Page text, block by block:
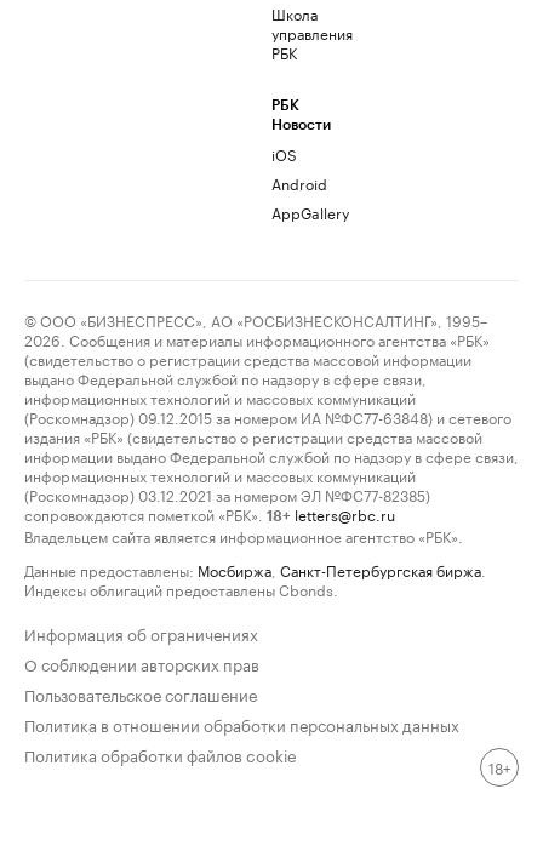
Школа
управления
РБК
РБК
Новости
iOS
Android
AppGallery
© ООО «БИЗНЕСПРЕСС», АО «РОСБИЗНЕСКОНСАЛТИНГ», 1995–
2026. Сообщения и материалы информационного агентства «РБК»
(свидетельство о регистрации средства массовой информации
выдано Федеральной службой по надзору в сфере связи,
информационных технологий и массовых коммуникаций
(Роскомнадзор) 09.12.2015 за номером ИА №ФС77-63848) и сетевого
издания «РБК» (свидетельство о регистрации средства массовой
информации выдано Федеральной службой по надзору в сфере связи,
информационных технологий и массовых коммуникаций
(Роскомнадзор) 03.12.2021 за номером ЭЛ №ФС77-82385)
сопровождаются пометкой «РБК».
18+ letters@rbc.ru
Владельцем сайта является информационное агентство «РБК».
Данные предоставлены: Мосбиржа Санкт-Петербургская биржа
Индексы облигаций предоставлены Cbonds.
Информация об ограничениях
О соблюдении авторских прав
Пользовательское соглашение
Политика в отношении обработки персональных данных
Политика обработки файлов cookie
18+